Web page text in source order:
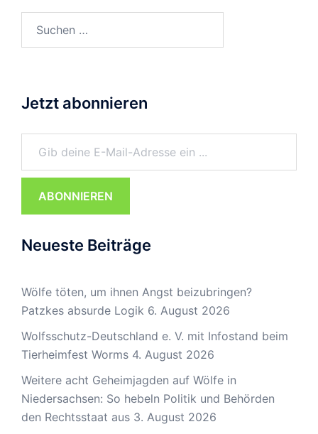
nach:
Jetzt abonnieren
Gib deine E-Mail-Adresse ein ...
ABONNIEREN
Neueste Beiträge
Wölfe töten, um ihnen Angst beizubringen?
Patzkes absurde Logik 6. August 2026
Wolfsschutz-Deutschland e. V. mit Infostand beim
Tierheimfest Worms 4. August 2026
Weitere acht Geheimjagden auf Wölfe in
Niedersachsen: So hebeln Politik und Behörden
den Rechtsstaat aus 3. August 2026